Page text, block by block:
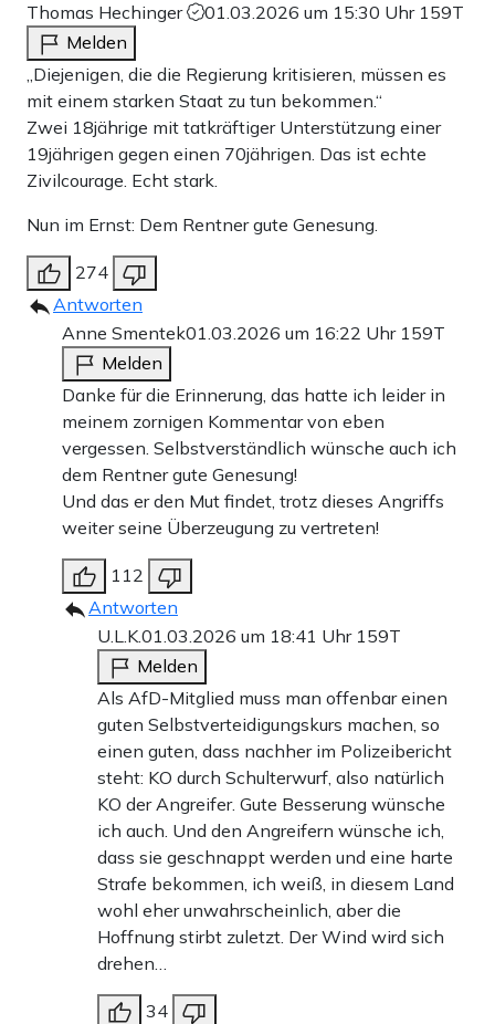
Thomas Hechinger
01.03.2026 um 15:30 Uhr 159T
Melden
„Diejenigen, die die Regierung kritisieren, müssen es
mit einem starken Staat zu tun bekommen.“
Zwei 18jährige mit tatkräftiger Unterstützung einer
19jährigen gegen einen 70jährigen. Das ist echte
Zivilcourage. Echt stark.
Nun im Ernst: Dem Rentner gute Genesung.
274
Antworten
Anne Smentek01.03.2026 um 16:22 Uhr 159T
Melden
Danke für die Erinnerung, das hatte ich leider in
meinem zornigen Kommentar von eben
vergessen. Selbstverständlich wünsche auch ich
dem Rentner gute Genesung!
Und das er den Mut findet, trotz dieses Angriffs
weiter seine Überzeugung zu vertreten!
112
Antworten
U.L.K.01.03.2026 um 18:41 Uhr 159T
Melden
Als AfD-Mitglied muss man offenbar einen
guten Selbstverteidigungskurs machen, so
einen guten, dass nachher im Polizeibericht
steht: KO durch Schulterwurf, also natürlich
KO der Angreifer. Gute Besserung wünsche
ich auch. Und den Angreifern wünsche ich,
dass sie geschnappt werden und eine harte
Strafe bekommen, ich weiß, in diesem Land
wohl eher unwahrscheinlich, aber die
Hoffnung stirbt zuletzt. Der Wind wird sich
drehen…
34